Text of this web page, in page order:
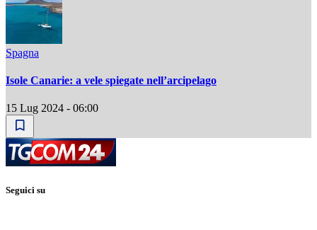
Spagna
Isole Canarie: a vele spiegate nell’arcipelago
15 Lug 2024 - 06:00
Seguici su